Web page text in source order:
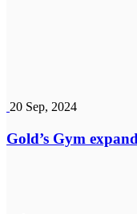
20 Sep, 2024
Gold’s Gym